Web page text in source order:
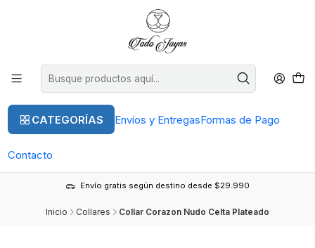
CATEGORÍAS Envíos y EntregasFormas de Pago
Contacto
Envío gratis según destino desde $29.990
Inicio Collares Collar Corazon Nudo Celta Plateado